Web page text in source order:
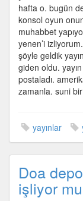
hafta o. bugün
konsol oyun
muhabbet
yenen’i
şöyle geldik
giden oldu.
postaladı.
zamanla. suni
yayınlar
Doa
işliyor